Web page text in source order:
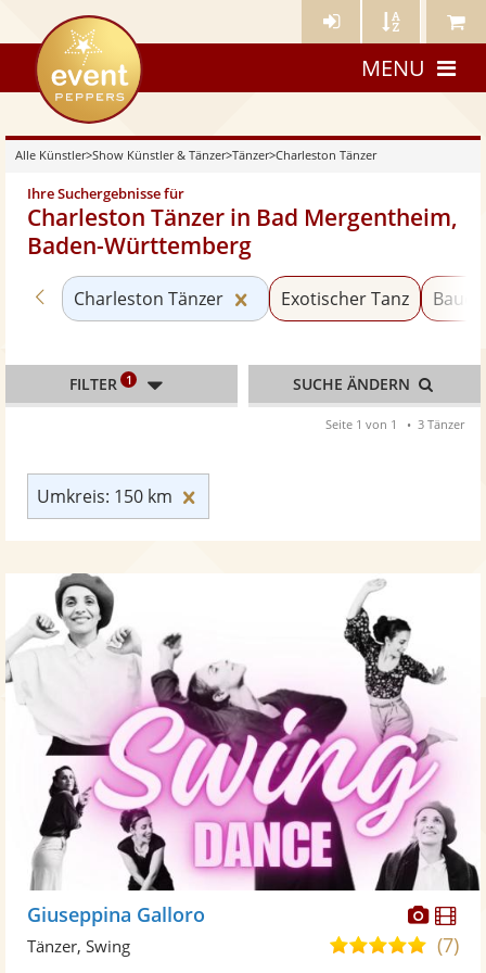
Künstler- Künstler Meine
eventpeppers
MENU
Alle Künstler>Show Künstler & Tänzer>Tänzer>Charleston Tänzer
Ihre Suchergebnisse für
Charleston Tänzer in Bad Mergentheim,
Baden-Württemberg
Zurück zu «Tänzer»
Charleston Tänzer Kategorie «Charleston
Exotischer Tanz
Umkreis: 150 km
FILTER 1 SUCHE ÄNDERN
Seite 1 von 1 3 Tänzer
Giuseppina Galloro
5,0(7)
Tänzer, Swing